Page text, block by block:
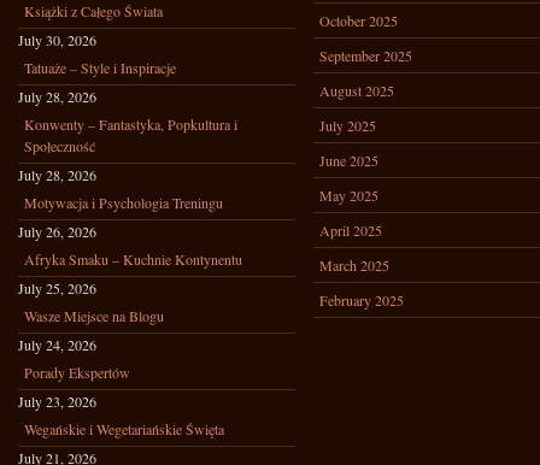
Książki z Całego Świata
July 30, 2026
Tatuaże – Style i Inspiracje
July 28, 2026
Konwenty – Fantastyka, Popkultura i
Społeczność
July 28, 2026
Motywacja i Psychologia Treningu
July 26, 2026
Afryka Smaku – Kuchnie Kontynentu
July 25, 2026
Wasze Miejsce na Blogu
July 24, 2026
Porady Ekspertów
July 23, 2026
Wegańskie i Wegetariańskie Święta
July 21, 2026
October 2025
September 2025
August 2025
July 2025
June 2025
May 2025
April 2025
March 2025
February 2025